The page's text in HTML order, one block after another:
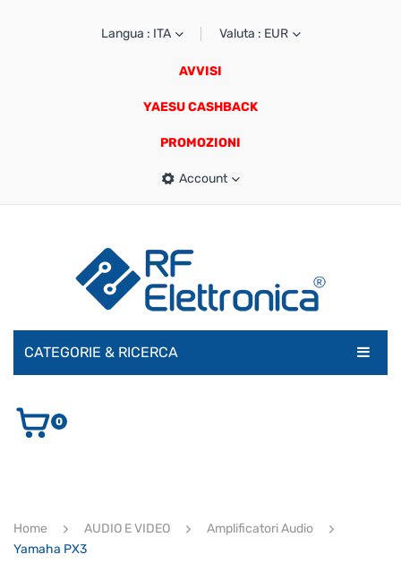
Langua : ITA Valuta : EUR
AVVISI
YAESU CASHBACK
PROMOZIONI
Account
CATEGORIE & RICERCA
AUDIO E VIDEO
ULTIMI ARRIVI
0
Home AUDIO E VIDEO
Amplificatori Audio
Yamaha PX3